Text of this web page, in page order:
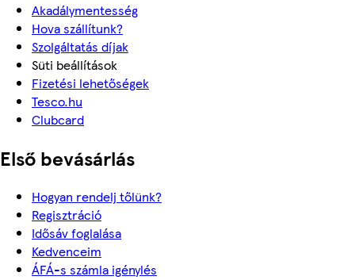
Akadálymentesség
Hova szállítunk?
Szolgáltatás díjak
Süti beállítások
Fizetési lehetőségek
Tesco.hu
Clubcard
Első bevásárlás
Hogyan rendelj tőlünk?
Regisztráció
Idősáv foglalása
Kedvenceim
ÁFÁ-s számla igénylés